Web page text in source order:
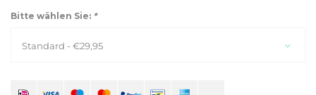
Bitte wählen Sie: *
Standard - €29,95